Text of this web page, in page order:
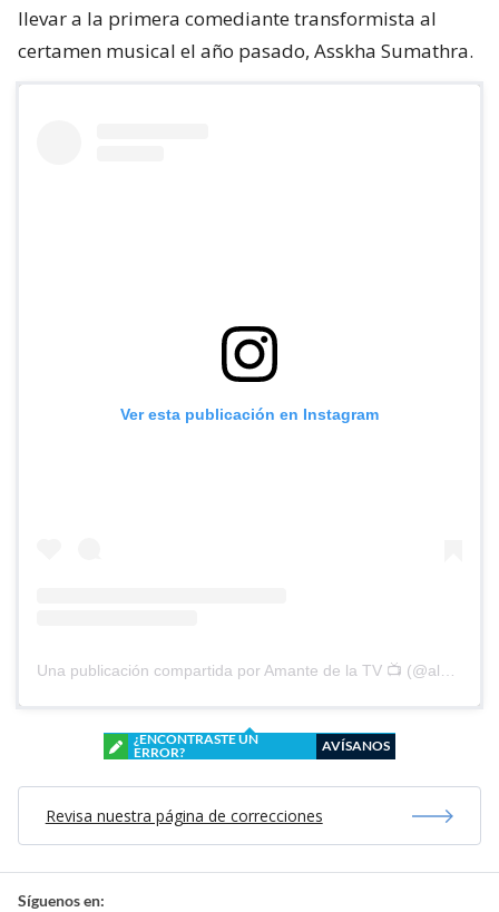
llevar a la primera comediante transformista al
certamen musical el año pasado, Asskha Sumathra.
Ver esta publicación en Instagram
¿ENCONTRASTE UN
ERROR?
AVÍSANOS
Revisa nuestra página de correcciones
Síguenos en: